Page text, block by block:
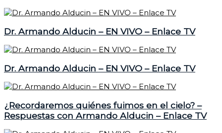
Dr. Armando Alducin – EN VIVO – Enlace TV
Dr. Armando Alducin – EN VIVO – Enlace TV
¿Recordaremos quiénes fuimos en el cielo? –
Respuestas con Armando Alducin – Enlace TV